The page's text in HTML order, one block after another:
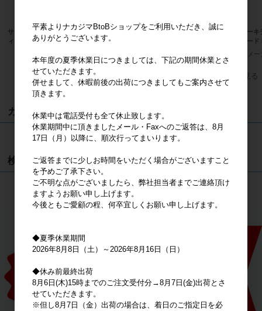
サンリオキャラクターズ ハローキテ
ィ 桜着物 マスコット
サンリオキャラクターズ ハローキテ
ハロー
ンダー
メ
すべてのおすすめ商品を見る
カート
カートは空です
検索
平素よりナカジマBtoBショップをご利用いただき、誠に
ありがとうございます。
本年度の夏季休業日につきましては、下記の期間休業とさ
せていただきます。
併せまして、休暇前後の出荷につきましてもご案内させて
頂きます。
休業中は電話受付も全て休止致します。
休業期間中に頂きましたメール・Faxへのご返答は、8月
17日（月）以降に、順次行ってまいります。
ご返答までに少しお時間をいただく場合がございますこと
を予めご了承下さい。
ご不明な点がございましたら、弊社担当者までご連絡頂け
ますようお願い申し上げます。
今後ともご愛顧の程、何卒宜しくお願い申し上げます。
◆夏季休業期間
2026年8月8日（土）～2026年8月16日（日）
◆休み前最終出荷
8月6日(木)15時までのご注文受付分→8月7日(金)出荷とさ
せていただきます。
※但し8月7日（金）出荷の場合は、着日のご指定日を必